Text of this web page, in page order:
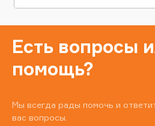
Есть вопросы
помощь?
Мы всегда рады помочь и
вас вопросы.